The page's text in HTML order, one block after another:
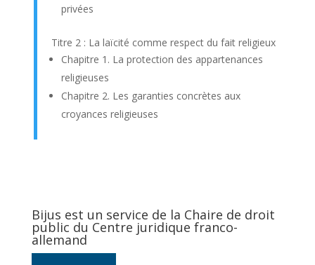
privées
Titre 2 : La laïcité comme respect du fait religieux
Chapitre 1. La protection des appartenances
religieuses
Chapitre 2. Les garanties concrètes aux
croyances religieuses
Bijus est un service de la Chaire de droit
public du Centre juridique franco-
allemand